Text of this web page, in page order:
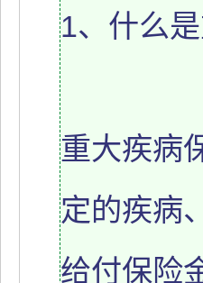
1、什么
重大疾病
定的疾病
给付保险